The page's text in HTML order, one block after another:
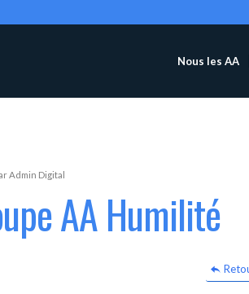
Nous les AA
Admin Digital
AA Humilité